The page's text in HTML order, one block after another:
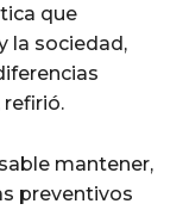
que
la sociedad,
refirió.
mantener,
preventivos